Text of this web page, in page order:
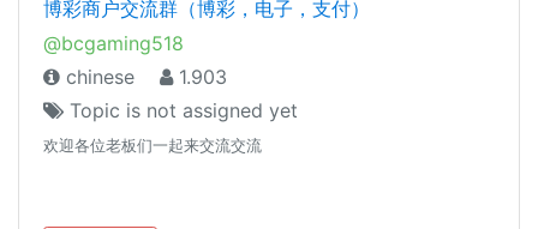
博彩商户交流群（博彩，电子，支付）
@bcgaming518
chinese
1.903
Topic is not assigned yet
欢迎各位老板们一起来交流交流